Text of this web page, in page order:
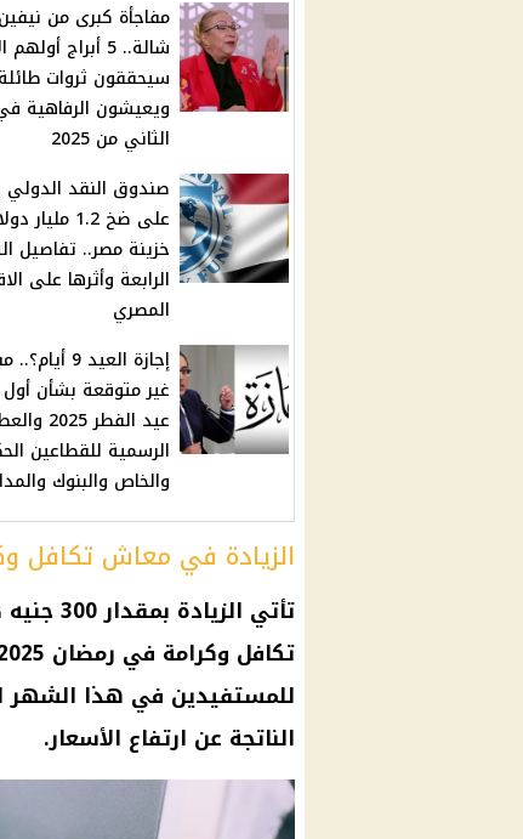
مفاجأة كبرى من
شالة.. 5 أبراج
سيحققون ثروات طائلة
ويعيشون الرفاهية
الثاني من 2025
صندوق النقد الدولي
على ضخ 1.2
خزينة مصر.. تفاصيل
الرابعة وأثرها على
المصري
إجازة العيد 9
غير متوقعة بشأن أول
عيد الفطر
الرسمية للقطاعين
والخاص والبنوك
الزيادة في معاش تكافل
تأتي
للمستفيدين في هذا الشهر
الناتجة عن ارتفاع الأسعار.